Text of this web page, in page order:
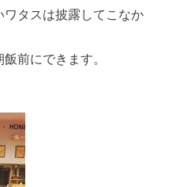
タスは披露してこなか
前にできます。